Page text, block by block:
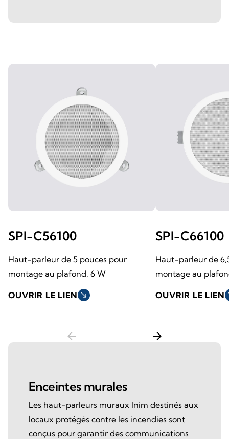
SPI-C56100
Haut-parleur de 5 pouces pour
montage au plafond, 6 W
OUVRIR LE LIEN south_east
SPI-C66100
Haut-parleur de
montage au
OUVRIR LE LIEN
arrow_back arrow_forward
Enceintes murales
Les haut-parleurs muraux Inim destinés aux
locaux protégés contre les incendies sont
conçus pour garantir des communications